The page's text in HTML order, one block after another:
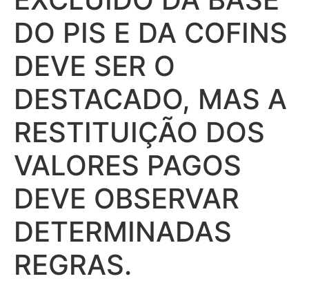
DO PIS E DA COFINS
DEVE SER O
DESTACADO, MAS A
RESTITUIÇÃO DOS
VALORES PAGOS
DEVE OBSERVAR
DETERMINADAS
REGRAS.